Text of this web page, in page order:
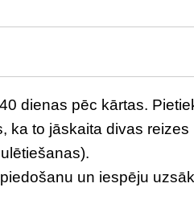
dienas pēc kārtas.
ka to jāskaita divas reizes
un iespēju